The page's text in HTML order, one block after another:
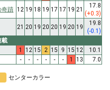
奇蹟 12 19 18 19 17 17 19 21
17.8
(+0.3)
21 20 19 20 20 19 20 19
19.8
(-0.1)
載
1 12 15 2 15 9 15 12
10.1
- - - - - - 1 13 7.0
センターカラー